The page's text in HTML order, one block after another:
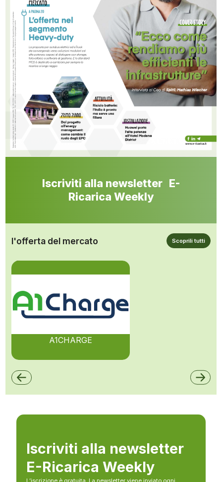
Iscriviti alla newsletter E-
Ricarica Weekly
l'offerta del mercato Scoprili tutti
A1CHARGE
Iscriviti alla newsletter
E-Ricarica Weekly